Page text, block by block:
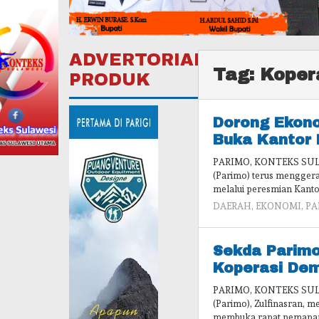
ADVERTORIAL
PRODUK
Tag:
Dorong
Buka Kantor
PARIMO, KONTEKS
(Parimo) terus
melalui peresmian
DAERAH, EKONOMI,
Sekda
Koperasi
PARIMO, KONTEKS
(Parimo), Zulfinasran,